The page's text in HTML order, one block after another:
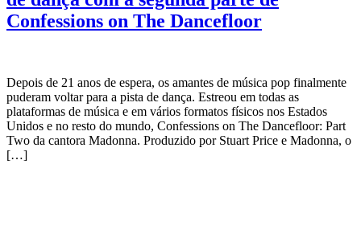
Confessions on The Dancefloor
Depois de 21 anos de espera, os amantes de música pop finalmente
puderam voltar para a pista de dança. Estreou em todas as
plataformas de música e em vários formatos físicos nos Estados
Unidos e no resto do mundo, Confessions on The Dancefloor: Part
Two da cantora Madonna. Produzido por Stuart Price e Madonna, o
[…]